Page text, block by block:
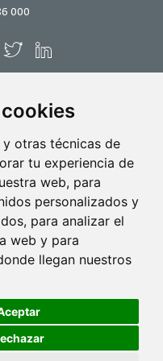
otras técnicas de
tu experiencia de
web, para
personalizados y
para analizar el
web y para
llegan nuestros
000